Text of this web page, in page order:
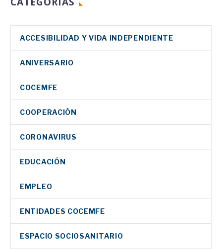
ACCESIBILIDAD Y VIDA INDEPENDIENTE
ANIVERSARIO
COCEMFE
COOPERACIÓN
CORONAVIRUS
EDUCACIÓN
EMPLEO
ENTIDADES COCEMFE
ESPACIO SOCIOSANITARIO